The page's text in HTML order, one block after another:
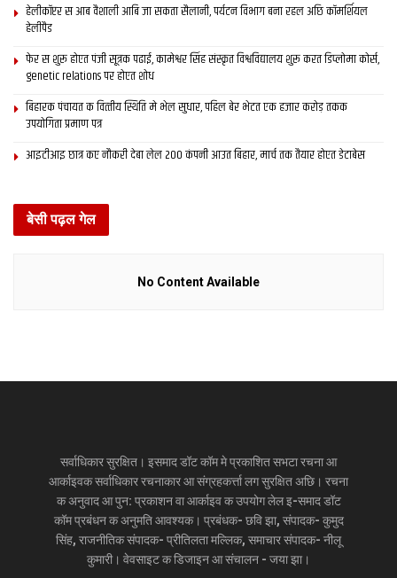
हेलीकॉप्टर स आब वैशाली आबि जा सकता सैलानी, पर्यटन विभाग बना रहल अछि कॉमर्शियल
हेलीपैड
फेर स शुरू होएत पंजी सूत्रक पढाई, कामेश्वर सिंह संस्कृत विश्वविद्यालय शुरू करत डिप्लोमा कोर्स,
genetic relations पर होएत शोध
बिहारक पंचायत क वित्‍तीय स्थिति मे भेल सुधार, पहिल बेर भेटत एक हजार करोड़ तकक
उपयोगिता प्रमाण पत्र
आइटीआइ छात्र कए नौकरी देबा लेल 200 कंपनी आउत बिहार, मार्च तक तैयार होएत डेटाबेस
बेसी पढ़ल गेल
No Content Available
सर्वाधिकार सुरक्षित। इसमाद डॉट कॉम मे प्रकाशित सभटा रचना आ
आर्काइवक सर्वाधिकार रचनाकार आ संग्रहकर्त्ता लग सुरक्षित अछि। रचना
क अनुवाद आ पुन: प्रकाशन वा आर्काइव क उपयोग लेल इ-समाद डॉट
कॉम प्रबंधन क अनुमति आवश्यक। प्रबंधक- छवि झा, संपादक- कुमुद
सिंह, राजनीतिक संपादक- प्रीतिलता मल्लिक, समाचार संपादक- नीलू
कुमारी। वेवसाइट क डिजाइन आ संचालन - जया झा।